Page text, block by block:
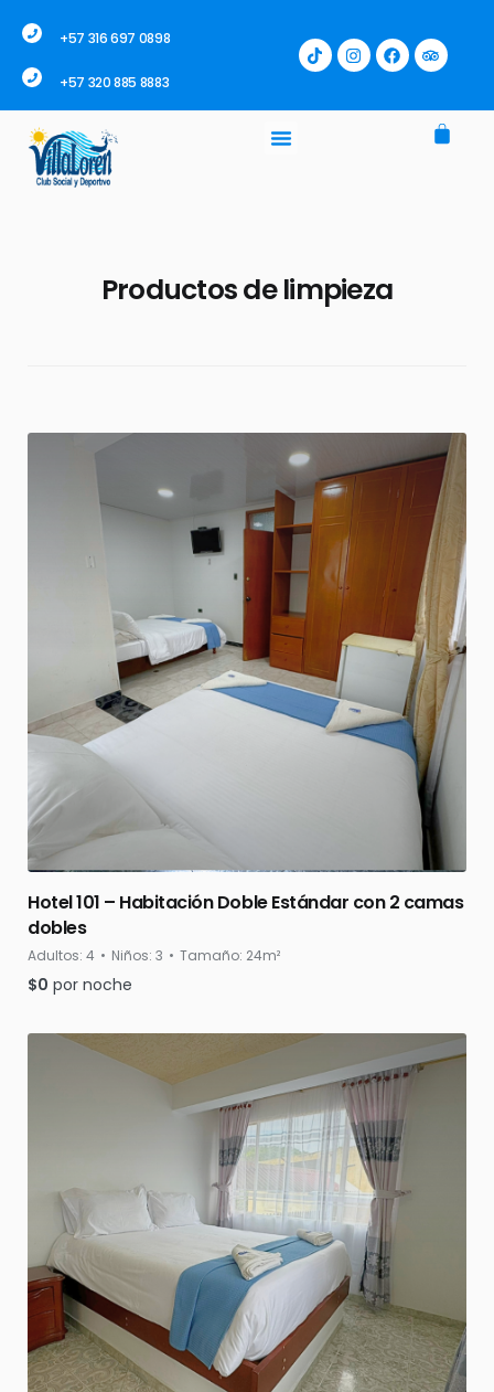
+57 316 697 0898
+57 320 885 8883
Productos de limpieza
Hotel 101 – Habitación Doble Estándar con 2 camas
dobles
Adultos: 4 Niños: 3 Tamaño: 24m²
$0 por noche